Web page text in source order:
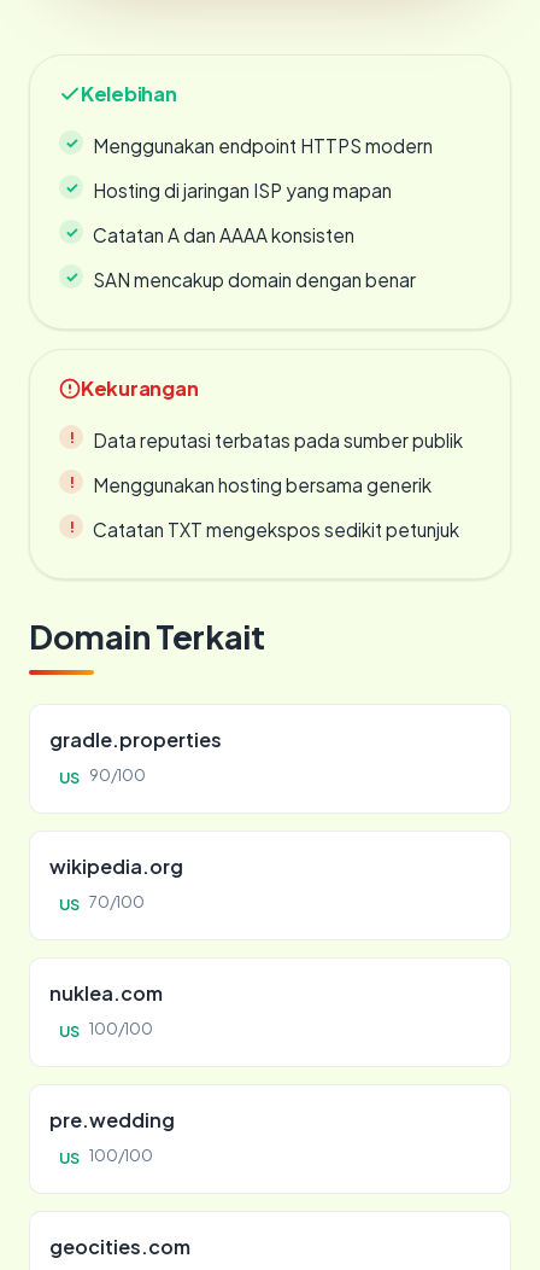
Kelebihan
Menggunakan endpoint HTTPS modern
Hosting di jaringan ISP yang mapan
Catatan A dan AAAA konsisten
SAN mencakup domain dengan benar
Kekurangan
Data reputasi terbatas pada sumber publik
Menggunakan hosting bersama generik
Catatan TXT mengekspos sedikit petunjuk
Domain Terkait
gradle.properties
US 90/100
wikipedia.org
US 70/100
nuklea.com
US 100/100
pre.wedding
US 100/100
geocities.com